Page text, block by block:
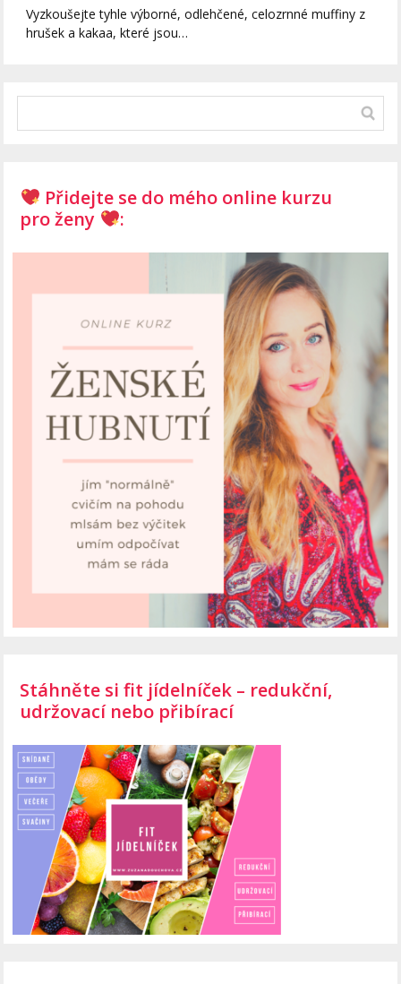
Vyzkoušejte tyhle výborné, odlehčené, celozrnné muffiny z
hrušek a kakaa, které jsou…
Přidejte se do mého online kurzu
pro ženy
:
Stáhněte si fit jídelníček – redukční,
udržovací nebo přibírací